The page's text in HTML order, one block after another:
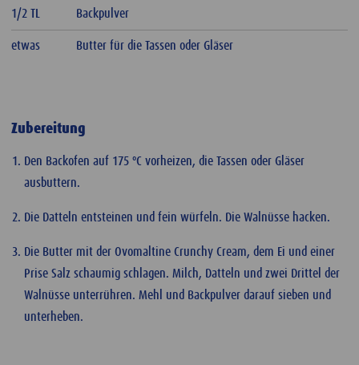
1/2 TL Backpulver
etwas Butter für die Tassen oder Gläser
Zubereitung
Den Backofen auf 175 ºC vorheizen, die Tassen oder Gläser
ausbuttern.
Die Datteln entsteinen und fein würfeln. Die Walnüsse hacken.
Die Butter mit der Ovomaltine Crunchy Cream, dem Ei und einer
Prise Salz schaumig schlagen. Milch, Datteln und zwei Drittel der
Walnüsse unterrühren. Mehl und Backpulver darauf sieben und
unterheben.